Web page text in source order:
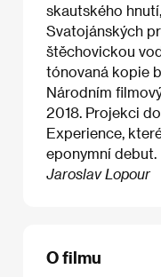
skautského
Svatojánských
štěchovickou
tónovaná kopie
Národním
2018. Projekci
Experience,
eponymní debut.
Jaroslav Lopour
O filmu